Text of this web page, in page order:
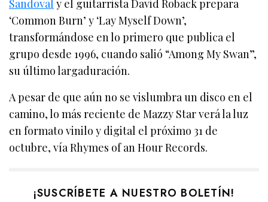
Sandoval y el guitarrista David Roback prepara
‘Common Burn’ y ‘Lay Myself Down’,
transformándose en lo primero que publica el
grupo desde 1996, cuando salió “Among My Swan”,
su último largaduración.
A pesar de que aún no se vislumbra un disco en el
camino, lo más reciente de Mazzy Star verá la luz
en formato vinilo y digital el próximo 31 de
octubre, vía Rhymes of an Hour Records.
¡SUSCRÍBETE A NUESTRO BOLETÍN!